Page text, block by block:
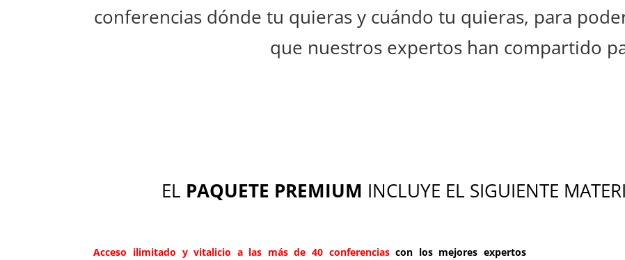
conferencias dónde tu quieras y cuándo tu quieras, para
que nuestros expertos han compartido
EL PAQUETE PREMIUM INCLUYE EL SIGUIENTE
Acceso ilimitado y vitalicio a las más de 40 conferenciascon los mejores expertos